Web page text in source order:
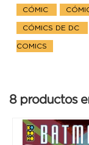
CÓMIC
CÓMICS DE DC
COMICS
8 productos